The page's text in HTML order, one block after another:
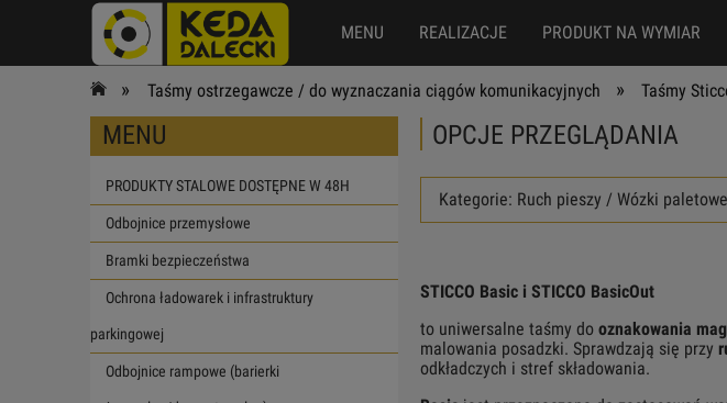
MENU REALIZACJE PRODUKT NA WYMIAR
» Taśmy ostrzegawcze / do wyznaczania ciągów komunikacyjnych » Taśmy
MENU
PRODUKTY STALOWE DOSTĘPNE W 48H
Odbojnice przemysłowe
Bramki bezpieczeństwa
Ochrona ładowarek i infrastruktury
parkingowej
Odbojnice rampowe (barierki
OPCJE PRZEGLĄDANIA
Kategorie: Ruch pieszy / Wózki paletowe
STICCO Basic i STICCO BasicOut
to uniwersalne taśmy do oznakowania
malowania posadzki. Sprawdzają się przy
odkładczych i stref składowania.